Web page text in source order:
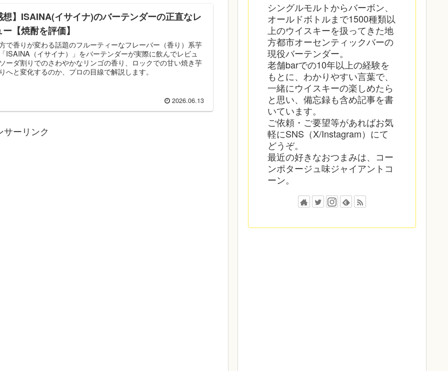
想】ISAINA(イサイナ)のバーテンダーの正直なレ
【焼酎を評価】
で香りが変わる話題のフルーティーなフレーバー（香り）系芋
ISAINA（イサイナ）」をバーテンダーが実際に飲んでレビュ
ーダ割りでのさわやかなリンゴの香り、ロックでの甘い焼き芋
へと変化するのか、プロの目線で解説します。
2026.06.13
サーリンク
シングルモルトからバーボン、
オールドボトルまで1500種類以
上のウイスキーを扱ってきた地
方都市オーセンティックバーの
現役バーテンダー。
老舗barでの10年以上の経験を
もとに、わかりやすい言葉で、
一緒にウイスキーの楽しめたら
と思い、備忘録も含め記事を書
いています。
ご依頼・ご要望等があればお気
軽にSNS（X/Instagram）にて
どうぞ。
最近の好きなおつまみは、コー
ンポタージュ味ジャイアントコ
ーン。